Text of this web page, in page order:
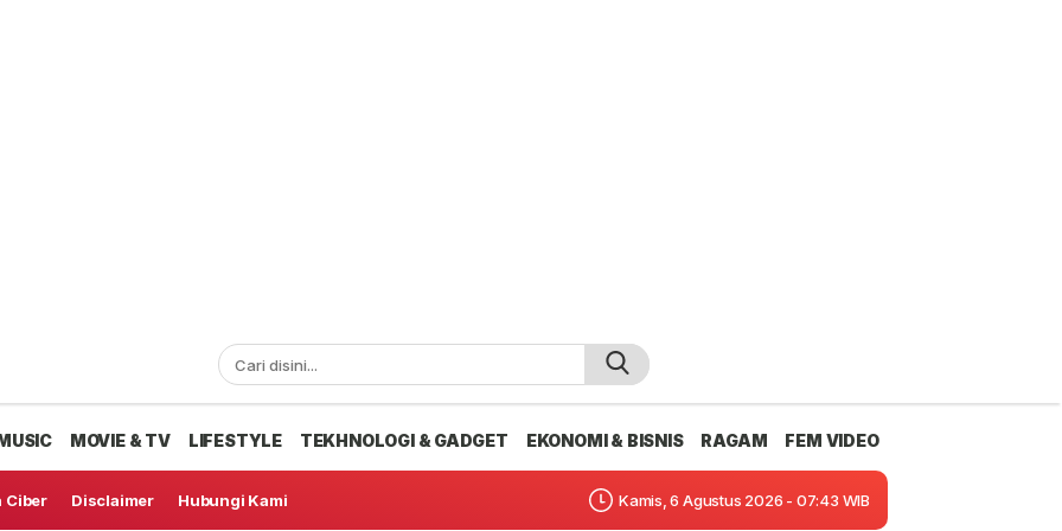
MOVIE & TV LIFESTYLE TEKHNOLOGI & GADGET EKONOMI & BISNIS RAGAM FEM VIDEO
Ciber Disclaimer Hubungi Kami Kamis, 6 Agustus 2026 - 07:43 WIB